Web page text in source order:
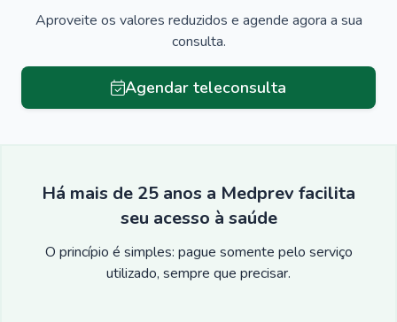
Aproveite os valores reduzidos e agende agora a sua
consulta.
Agendar teleconsulta
Há mais de 25 anos a Medprev facilita
seu acesso à saúde
O princípio é simples: pague somente pelo serviço
utilizado, sempre que precisar.